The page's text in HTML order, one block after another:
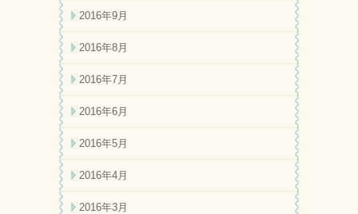
2016年9月
2016年8月
2016年7月
2016年6月
2016年5月
2016年4月
2016年3月